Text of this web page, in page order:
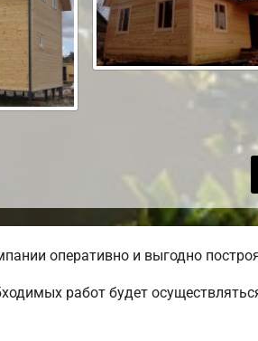
оперативно и выгодно
работ будет